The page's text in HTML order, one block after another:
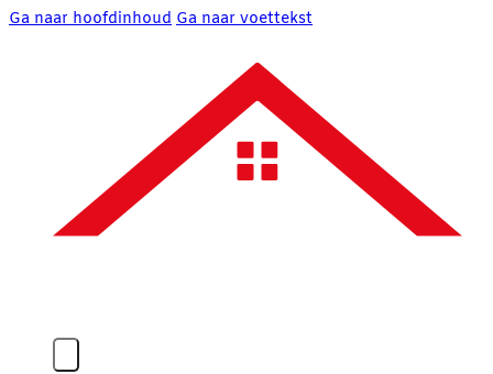
Ga naar hoofdinhoud Ga naar voettekst